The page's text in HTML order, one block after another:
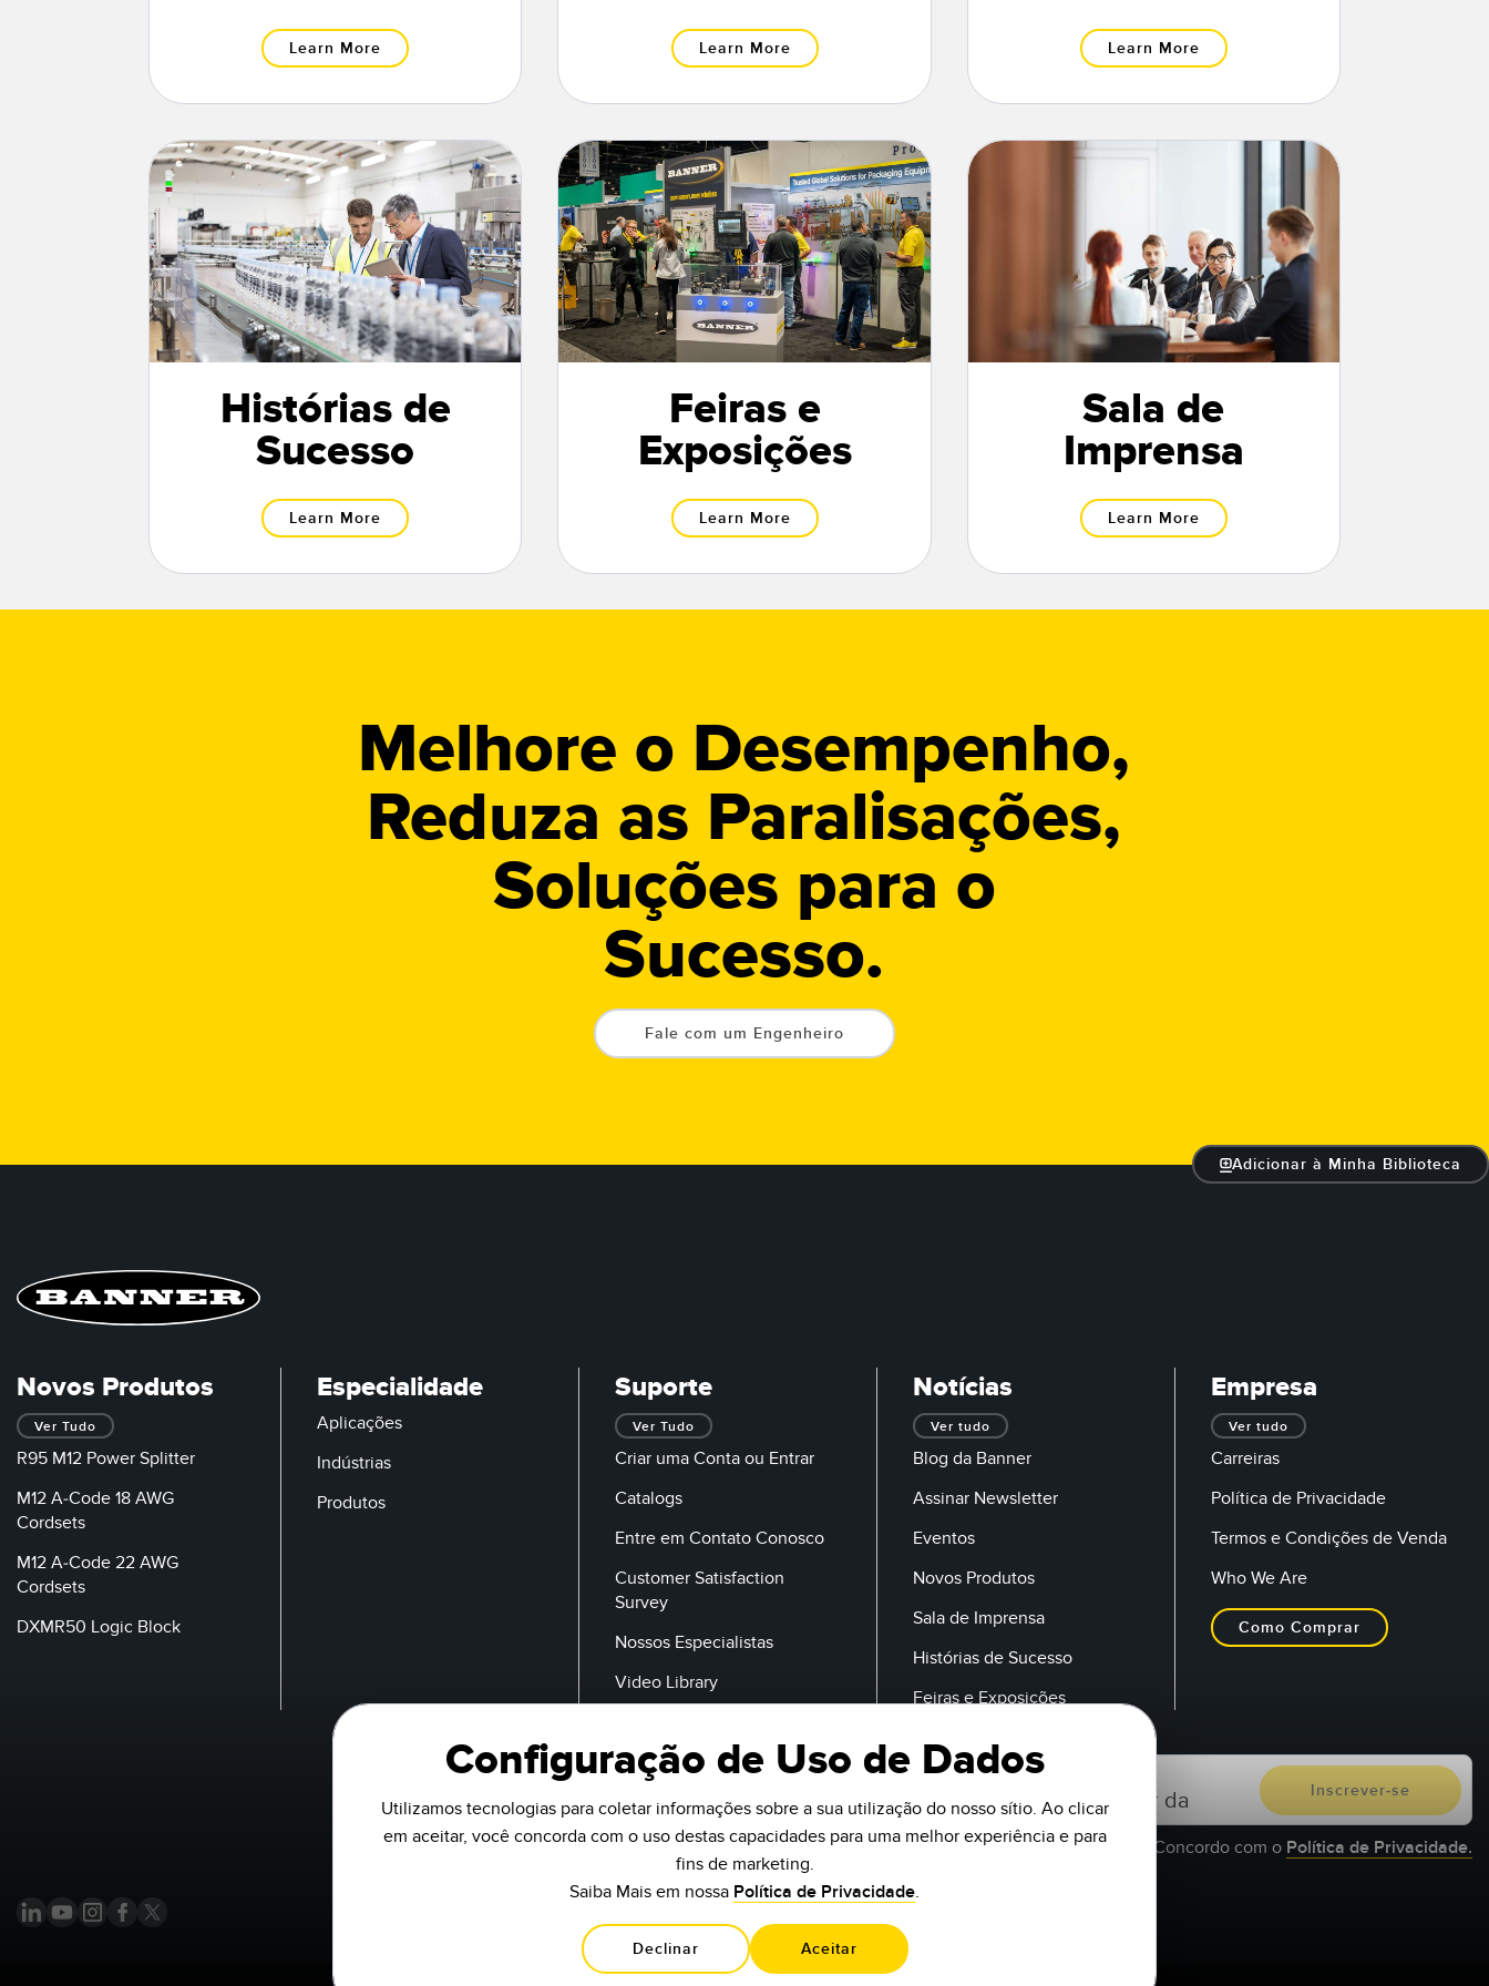
Learn More Learn More Learn More
Histórias de
Sucesso
Learn More
Feiras e
Exposições
Learn More
Sala de
Imprensa
Learn More
Melhore o Desempenho,
Reduza as Paralisações,
Soluções para o
Sucesso.
Fale com um Engenheiro
Adicionar à Minha Biblioteca
Novos Produtos
Ver Tudo
R95 M12 Power Splitter
M12 A-Code 18 AWG
Cordsets
M12 A-Code 22 AWG
Cordsets
DXMR50 Logic Block
Especialidade
Aplicações
Indústrias
Produtos
Suporte
Ver Tudo
Criar uma Conta ou Entrar
Catalogs
Entre em Contato Conosco
Customer Satisfaction
Survey
Nossos Especialistas
Video Library
Notícias
Ver tudo
Blog da Banner
Assinar Newsletter
Eventos
Novos Produtos
Sala de Imprensa
Histórias de Sucesso
Feiras e Exposições
Empresa
Ver tudo
Carreiras
Política de Privacidade
Termos e Condições de Venda
Who We Are
Como Comprar
E-Mail
Concordo com o Política de Privacidade.
Configuração de Uso de Dados
Utilizamos tecnologias para coletar informações sobre a sua utilização do nosso sítio. Ao clicar
em aceitar, você concorda com o uso destas capacidades para uma melhor experiência e para
fins de marketing.
Saiba Mais em nossa Política de Privacidade.
Declinar Aceitar